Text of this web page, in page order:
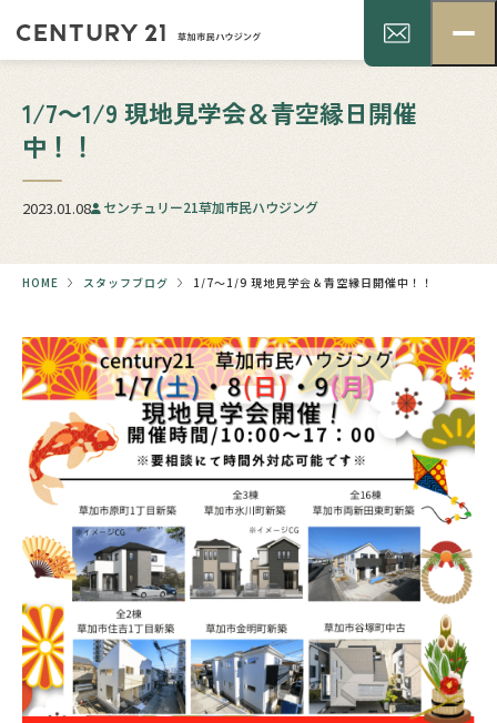
1/7～1/9 現地見学会＆青空縁日開催
中！！
2023.01.08 センチュリー21草加市民ハウジング
HOME スタッフブログ 1/7～1/9 現地見学会＆青空縁日開催中！！